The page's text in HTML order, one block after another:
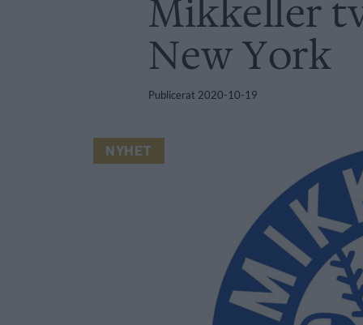
Mikkeller
New York
Publicerat 2020-10-19
NYHET